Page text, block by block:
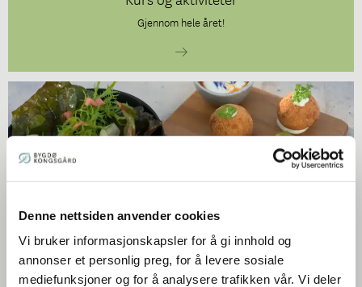
Denne nettsiden anvender cookies
Vi bruker informasjonskapsler for å gi innhold og
annonser et personlig preg, for å levere sosiale
mediefunksjoner og for å analysere trafikken vår. Vi deler
Gjennom hele året!
Spiseri
Åpen lørdag og søndag kl 1130 - 1630
Stengt lørdag 8. august pga. lukket arrangemnet